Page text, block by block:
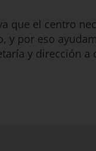
que el centro
y por eso
y dirección a